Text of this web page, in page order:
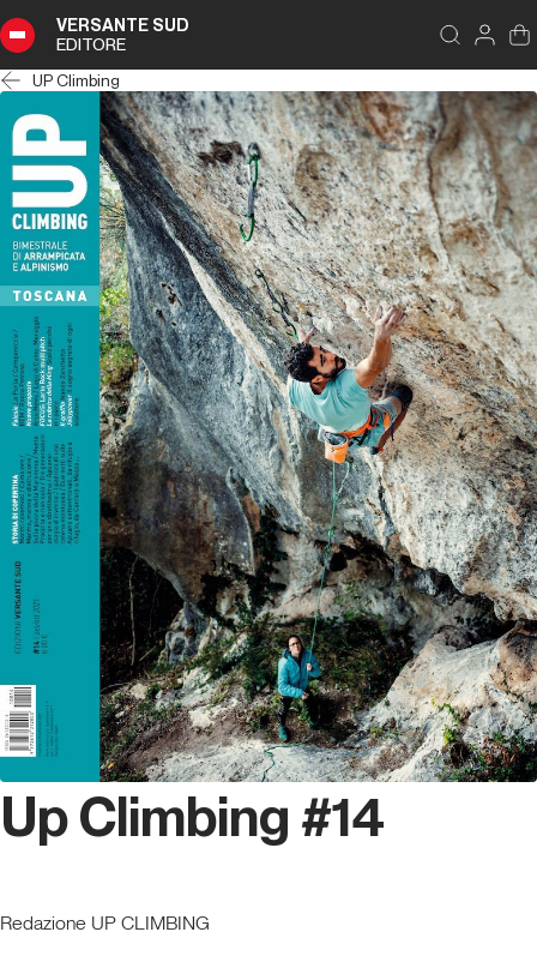
VERSANTE SUD
EDITORE
UP Climbing
Up Climbing #14
Redazione UP CLIMBING